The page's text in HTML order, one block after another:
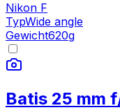
Nikon F
TypWide angle
Gewicht620g
Batis 25 mm